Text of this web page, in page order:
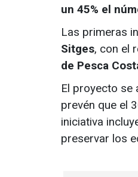
un 45% el
Las primeras
Sitges, con el
de Pesca
El proyecto se
prevén que el
iniciativa
preservar los